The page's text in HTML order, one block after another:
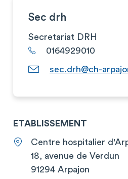
Sec drh
Secretariat DRH
0164929010
sec.drh@ch-
ETABLISSEMENT
Centre hospitalier
18, avenue de Verdun
91294 Arpajon